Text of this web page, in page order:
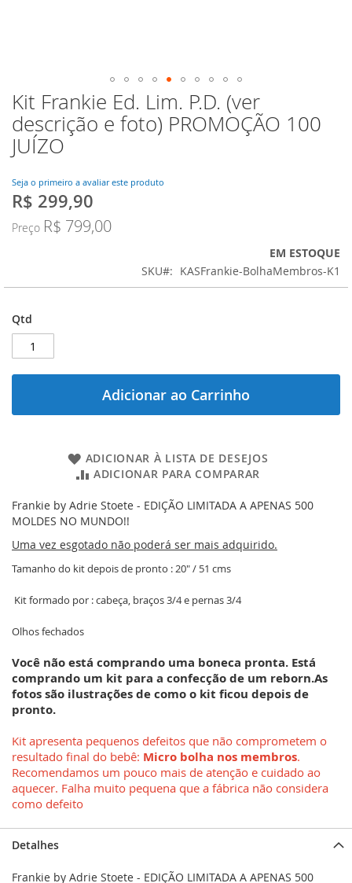
Kit Frankie Ed. Lim. P.D. (ver
descrição e foto) PROMOÇÃO 100
JUÍZO
Seja o primeiro a avaliar este produto
Preço
R$ 299,90
Preço R$ 799,00
EM ESTOQUE
SKU
KASFrankie-BolhaMembros-K1
Qtd
Adicionar ao Carrinho
ADICIONAR À LISTA DE DESEJOS
ADICIONAR PARA COMPARAR
Frankie by Adrie Stoete - EDIÇÃO LIMITADA A APENAS 500
MOLDES NO MUNDO!!
Uma vez esgotado não poderá ser mais adquirido.
Tamanho do kit depois de pronto : 20" / 51 cms
Kit formado por : cabeça, braços 3/4 e pernas 3/4
Olhos fechados
Você não está comprando uma boneca pronta. Está
comprando um kit para a confecção de um reborn.As
fotos são ilustrações de como o kit ficou depois de
pronto.
Kit apresenta pequenos defeitos que não comprometem o
resultado final do bebê: Micro bolha nos membros.
Recomendamos um pouco mais de atenção e cuidado ao
aquecer. Falha muito pequena que a fábrica não considera
como defeito
Saltar
para
o
início
da
Galeria
de
imagens
Detalhes
Frankie by Adrie Stoete - EDIÇÃO LIMITADA A APENAS 500